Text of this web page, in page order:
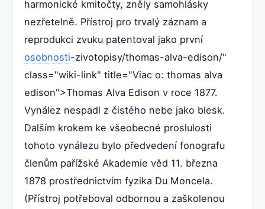
harmonické kmitočty, zněly samohlásky
nezřetelně. Přístroj pro trvalý záznam a
reprodukci zvuku patentoval jako první
osobnosti-zivotopisy/thomas-alva-edison/"
class="wiki-link" title="Viac o: thomas alva
edison">Thomas Alva Edison v roce 1877.
Vynález nespadl z čistého nebe jako blesk.
Dalším krokem ke všeobecné proslulosti
tohoto vynálezu bylo předvedení fonografu
členům pařížské Akademie věd 11. března
1878 prostřednictvím fyzika Du Moncela.
(Přístroj potřeboval odbornou a zaškolenou